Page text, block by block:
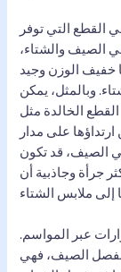
القطع التي توفر
الصيف والشتاء،
خفيف الوزن وجيد
وبالمثل، يمكن
الخالدة مثل
ارتداؤها على مدار
الصيف، قد تكون
جرأة وجاذبية أن
عبر المواسم.
لفصل الصيف، فهي